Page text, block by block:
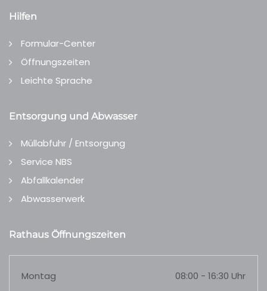
Hilfen
Formular-Center
Öffnungszeiten
Leichte Sprache
Entsorgung und Abwasser
Müllabfuhr / Entsorgung
Service NBS
Abfallkalender
Abwasserwerk
Rathaus Öffnungszeiten
Montag
08:00 - 16:30 Uhr